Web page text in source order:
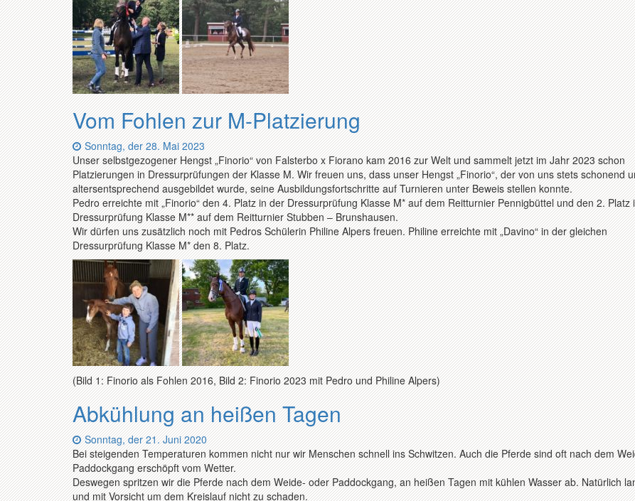
Vom Fohlen zur M-Platzierung
Datum:
Sonntag, der 28. Mai 2023
Unser selbstgezogener Hengst „Finorio“ von Falsterbo x Fiorano kam 2016 zur Welt und sammelt jetzt im Jahr 2023 schon
Platzierungen in Dressurprüfungen der Klasse M. Wir freuen uns, dass unser Hengst „Finorio“, der von uns stets schonend
altersentsprechend ausgebildet wurde, seine Ausbildungsfortschritte auf Turnieren unter Beweis stellen konnte.
Pedro erreichte mit „Finorio“ den 4. Platz in der Dressurprüfung Klasse M* auf dem Reitturnier Pennigbüttel und den 2. Platz
Dressurprüfung Klasse M** auf dem Reitturnier Stubben – Brunshausen.
Wir dürfen uns zusätzlich noch mit Pedros Schülerin Philine Alpers freuen. Philine erreichte mit „Davino“ in der gleichen
Dressurprüfung Klasse M* den 8. Platz.
(Bild 1: Finorio als Fohlen 2016, Bild 2: Finorio 2023 mit Pedro und Philine Alpers)
Abkühlung an heißen Tagen
Datum:
Sonntag, der 21. Juni 2020
Bei steigenden Temperaturen kommen nicht nur wir Menschen schnell ins Schwitzen. Auch die Pferde sind oft nach dem
Paddockgang erschöpft vom Wetter.
Deswegen spritzen wir die Pferde nach dem Weide- oder Paddockgang, an heißen Tagen mit kühlen Wasser ab. Natürlich
und mit Vorsicht um dem Kreislauf nicht zu schaden.